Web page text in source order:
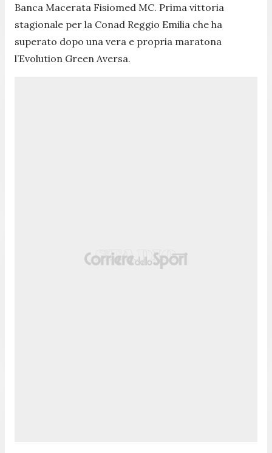
Banca Macerata Fisiomed MC. Prima vittoria
stagionale per la Conad Reggio Emilia che ha
superato dopo una vera e propria maratona
l’Evolution Green Aversa.